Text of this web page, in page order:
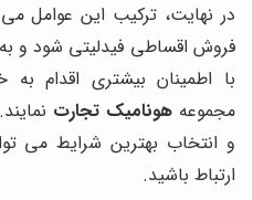
در نهایت، ترکیب این عوامل
فروش اقساطی فیدلیتی شود و به
با اطمینان بیشتری اقدام
مجموعه هونامیک تجارت
و انتخاب بهترین شرایط می
ارتباط باشید.